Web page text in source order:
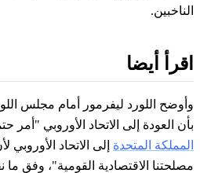
الناخبين.
اقرأ أيضا
وأوضح اللورد ليفرمور أمام مجلس
بأن العودة إلى الاتحاد الأوروبي
المملكة المتحدة إلى الاتحاد
مصلحتنا الاقتصادية القومية"، وفق ما